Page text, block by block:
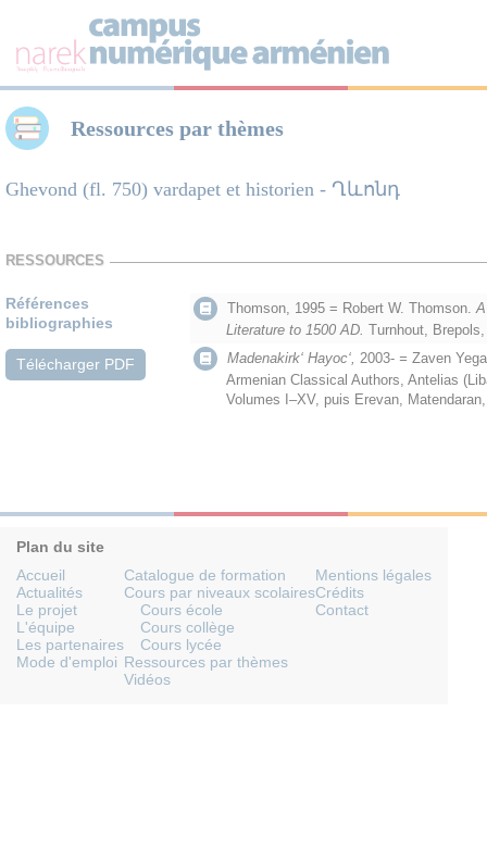
Ressources par thèmes
Ghevond (fl. 750) vardapet et historien - Ղևոնդ
RESSOURCES
Références
bibliographies
Télécharger PDF
Thomson, 1995 = Robert W. Thomson.
Literature to 1500 AD. Turnhout,
Madenakirk‘ Hayoc‘, 2003- = Zaven
Armenian Classical Authors, Antelias
Volumes I–XV, puis Erevan,
Plan du site
Accueil
Actualités
Le projet
L'équipe
Les partenaires
Mode d'emploi
Catalogue de formation
Cours par niveaux scolaires
Cours école
Cours collège
Cours lycée
Ressources par thèmes
Vidéos
Mentions légales
Crédits
Contact